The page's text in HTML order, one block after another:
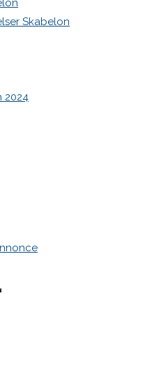
Skabelon
2024
til salg
kapsejlads-stand sælges